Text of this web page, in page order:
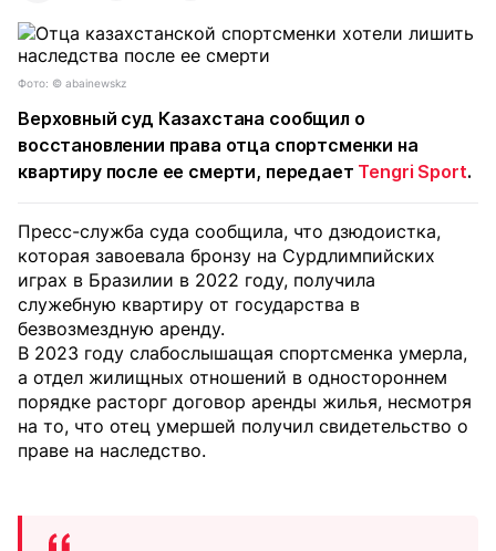
Фото: © abainewskz
Верховный суд Казахстана сообщил о
восстановлении права отца спортсменки на
квартиру после ее смерти, передает Tengri Sport.
Пресс-служба суда сообщила, что дзюдоистка,
которая завоевала бронзу на Сурдлимпийских
играх в Бразилии в 2022 году, получила
служебную квартиру от государства в
безвозмездную аренду.
В 2023 году слабослышащая спортсменка умерла,
а отдел жилищных отношений в одностороннем
порядке расторг договор аренды жилья, несмотря
на то, что отец умершей получил свидетельство о
праве на наследство.